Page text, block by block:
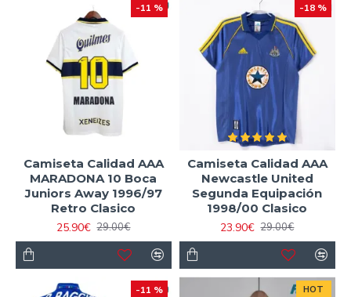
-11 %
Camiseta Calidad AAA
MARADONA 10 Boca
Juniors Away 1996/97
Retro Clasico
25.90€ 29.00€
-18 %
Camiseta Calidad AAA
Newcastle United
Segunda Equipación
1998/00 Clasico
23.90€ 29.00€
-11 % HOT